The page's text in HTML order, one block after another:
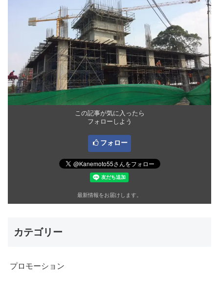
この記事が気に入ったら
フォローしよう
フォロー
最新情報をお届けします。
カテゴリー
プロモーション